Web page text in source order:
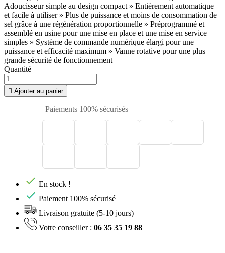
Adoucisseur simple au design compact » Entièrement automatique
et facile à utiliser » Plus de puissance et moins de consommation de
sel grâce à une régénération proportionnelle » Préprogrammé et
assemblé en usine pour une mise en place et une mise en service
simples » Système de commande numérique élargi pour une
puissance et efficacité maximum » Vanne rotative pour une plus
grande sécurité de fonctionnement
Quantité
 Ajouter au panier
Paiements 100% sécurisés
En stock !
Paiement 100% sécurisé
Livraison gratuite (5-10 jours)
Votre conseiller : 06 35 35 19 88